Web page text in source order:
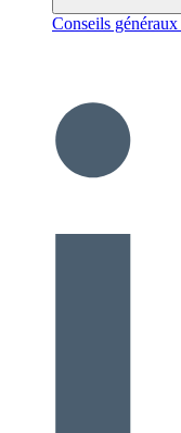
Conseils généraux